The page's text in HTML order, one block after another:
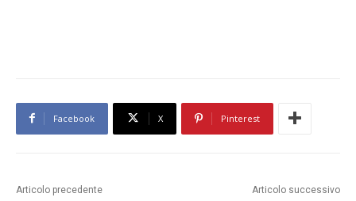
Facebook X Pinterest
Articolo precedente Articolo successivo